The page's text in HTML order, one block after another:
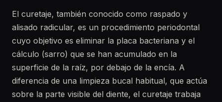
El curetaje, también conocido como raspado y
alisado radicular, es un procedimiento periodontal
cuyo objetivo es eliminar la placa bacteriana y el
cálculo (sarro) que se han acumulado en la
superficie de la raíz, por debajo de la encía. A
diferencia de una limpieza bucal habitual, que actúa
sobre la parte visible del diente, el curetaje trabaja